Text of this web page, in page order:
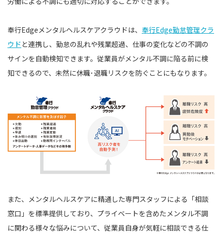
奉行Edgeメンタルヘルスケアクラウドは、 奉行Edge勤怠管理クラ
ウドと連携し、勤怠の乱れや残業超過、仕事の変化などの不調の
サインを自動検知できます。従業員がメンタル不調に陥る前に検
知できるので、未然に休職･退職リスクを防ぐことにもなります。
また、メンタルヘルスケアに精通した専門スタッフによる「相談
窓口」を標準提供しており、プライベートを含めたメンタル不調
に関わる様々な悩みについて、従業員自身が気軽に相談できる仕